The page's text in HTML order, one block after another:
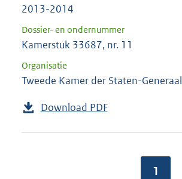
2013-2014
Dossier- en ondernummer
Kamerstuk 33687, nr. 11
Organisatie
Tweede Kamer der Staten-Generaal
Download PDF
1